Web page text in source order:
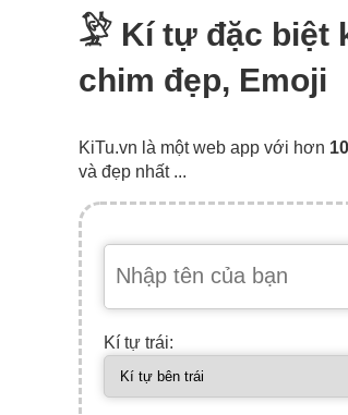
𓅶 Kí tự đặc biệt
chim đẹp, Emoji
KiTu.vn là một web app với hơn
và đẹp nhất ...
Kí tự trái: